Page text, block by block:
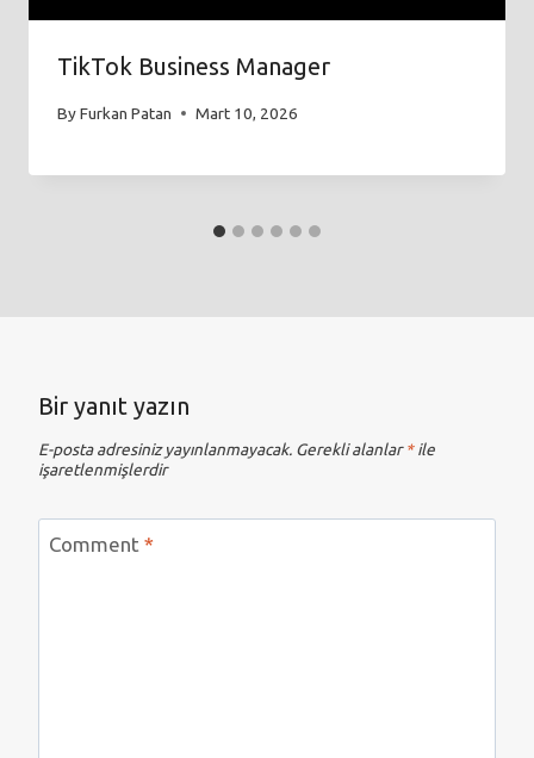
TikTok Business Manager
ByFurkan Patan Mart 10, 2026
Bir yanıt yazın
E-posta adresiniz yayınlanmayacak. Gerekli alanlar*ile
işaretlenmişlerdir
Comment *